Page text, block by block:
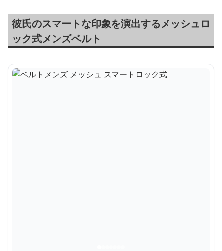
彼氏のスマートな印象を演出するメッシュロ
ック式メンズベルト